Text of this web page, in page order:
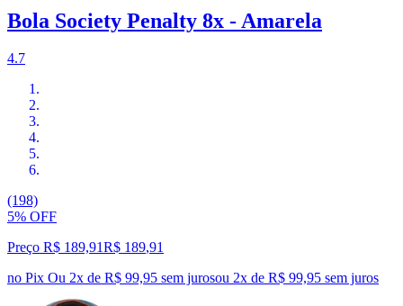
Bola Society Penalty 8x - Amarela
4.7
(198)
5% OFF
Preço R$ 189,91R$ 189,91
no Pix Ou 2x de R$ 99,95 sem jurosou 2x de R$ 99,95 sem juros